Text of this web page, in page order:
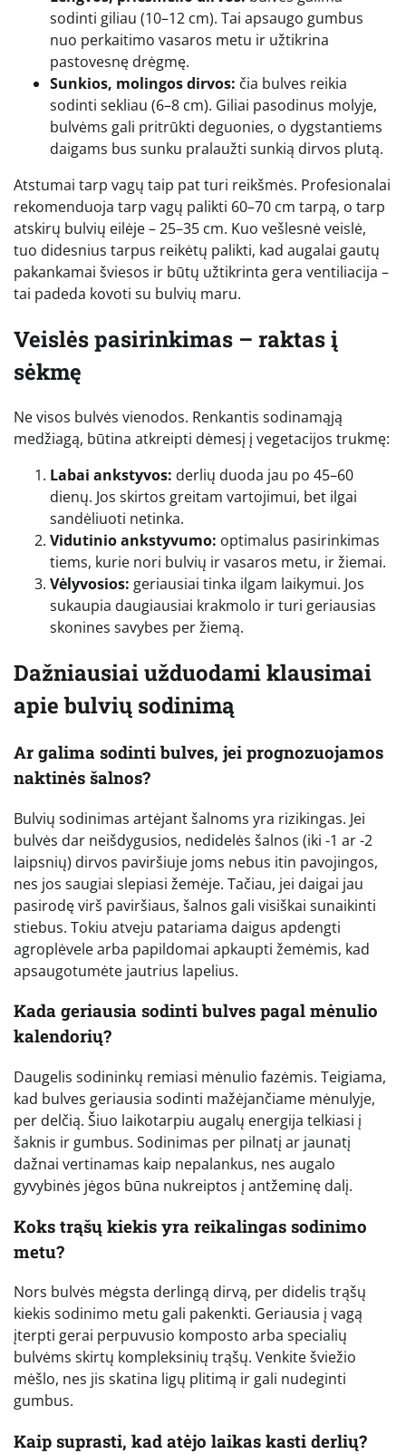
sodinti giliau (10–12 cm). Tai apsaugo gumbus
nuo perkaitimo vasaros metu ir užtikrina
pastovesnę drėgmę.
Sunkios, molingos dirvos: čia bulves reikia
sodinti sekliau (6–8 cm). Giliai pasodinus molyje,
bulvėms gali pritrūkti deguonies, o dygstantiems
daigams bus sunku pralaužti sunkią dirvos plutą.
Atstumai tarp vagų taip pat turi reikšmės. Profesionalai
rekomenduoja tarp vagų palikti 60–70 cm tarpą, o tarp
atskirų bulvių eilėje – 25–35 cm. Kuo vešlesnė veislė,
tuo didesnius tarpus reikėtų palikti, kad augalai gautų
pakankamai šviesos ir būtų užtikrinta gera ventiliacija –
tai padeda kovoti su bulvių maru.
Veislės pasirinkimas – raktas į
sėkmę
Ne visos bulvės vienodos. Renkantis sodinamąją
medžiagą, būtina atkreipti dėmesį į vegetacijos trukmę:
Labai ankstyvos: derlių duoda jau po 45–60
dienų. Jos skirtos greitam vartojimui, bet ilgai
sandėliuoti netinka.
Vidutinio ankstyvumo: optimalus pasirinkimas
tiems, kurie nori bulvių ir vasaros metu, ir žiemai.
Vėlyvosios: geriausiai tinka ilgam laikymui. Jos
sukaupia daugiausiai krakmolo ir turi geriausias
skonines savybes per žiemą.
Dažniausiai užduodami klausimai
apie bulvių sodinimą
Ar galima sodinti bulves, jei prognozuojamos
naktinės šalnos?
Bulvių sodinimas artėjant šalnoms yra rizikingas. Jei
bulvės dar neišdygusios, nedidelės šalnos (iki -1 ar -2
laipsnių) dirvos paviršiuje joms nebus itin pavojingos,
nes jos saugiai slepiasi žemėje. Tačiau, jei daigai jau
pasirodę virš paviršiaus, šalnos gali visiškai sunaikinti
stiebus. Tokiu atveju patariama daigus apdengti
agroplėvele arba papildomai apkaupti žemėmis, kad
apsaugotumėte jautrius lapelius.
Kada geriausia sodinti bulves pagal mėnulio
kalendorių?
Daugelis sodininkų remiasi mėnulio fazėmis. Teigiama,
kad bulves geriausia sodinti mažėjančiame mėnulyje,
per delčią. Šiuo laikotarpiu augalų energija telkiasi į
šaknis ir gumbus. Sodinimas per pilnatį ar jaunatį
dažnai vertinamas kaip nepalankus, nes augalo
gyvybinės jėgos būna nukreiptos į antžeminę dalį.
Koks trąšų kiekis yra reikalingas sodinimo
metu?
Nors bulvės mėgsta derlingą dirvą, per didelis trąšų
kiekis sodinimo metu gali pakenkti. Geriausia į vagą
įterpti gerai perpuvusio komposto arba specialių
bulvėms skirtų kompleksinių trąšų. Venkite šviežio
mėšlo, nes jis skatina ligų plitimą ir gali nudeginti
gumbus.
Kaip suprasti, kad atėjo laikas kasti derlių?